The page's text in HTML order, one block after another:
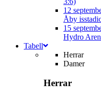
12
Åby
15
Hydro
Tabell
Herrar
Damer
Herrar